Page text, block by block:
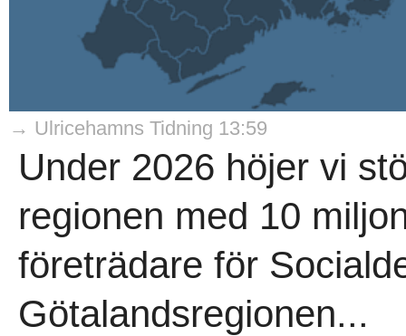
→ Ulricehamns Tidning 13:59
Under 2026 höjer vi
regionen med 10
företrädare för
Götalandsregionen...